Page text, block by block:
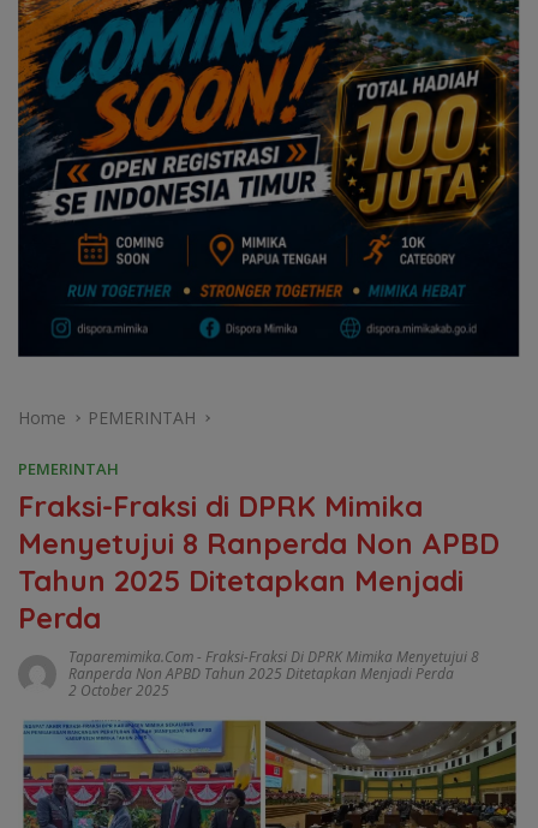
Home PEMERINTAH
PEMERINTAH
Fraksi-Fraksi di DPRK Mimika
Menyetujui 8 Ranperda Non APBD
Tahun 2025 Ditetapkan Menjadi
Perda
Taparemimika.com- Fraksi-Fraksi Di DPRK Mimika Menyetujui 8
Ranperda Non APBD Tahun 2025 Ditetapkan Menjadi Perda
2 October 2025